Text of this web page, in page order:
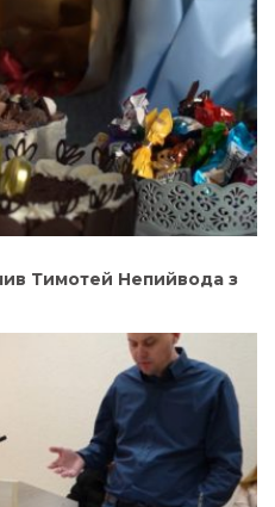
Тимотей Непийвода з